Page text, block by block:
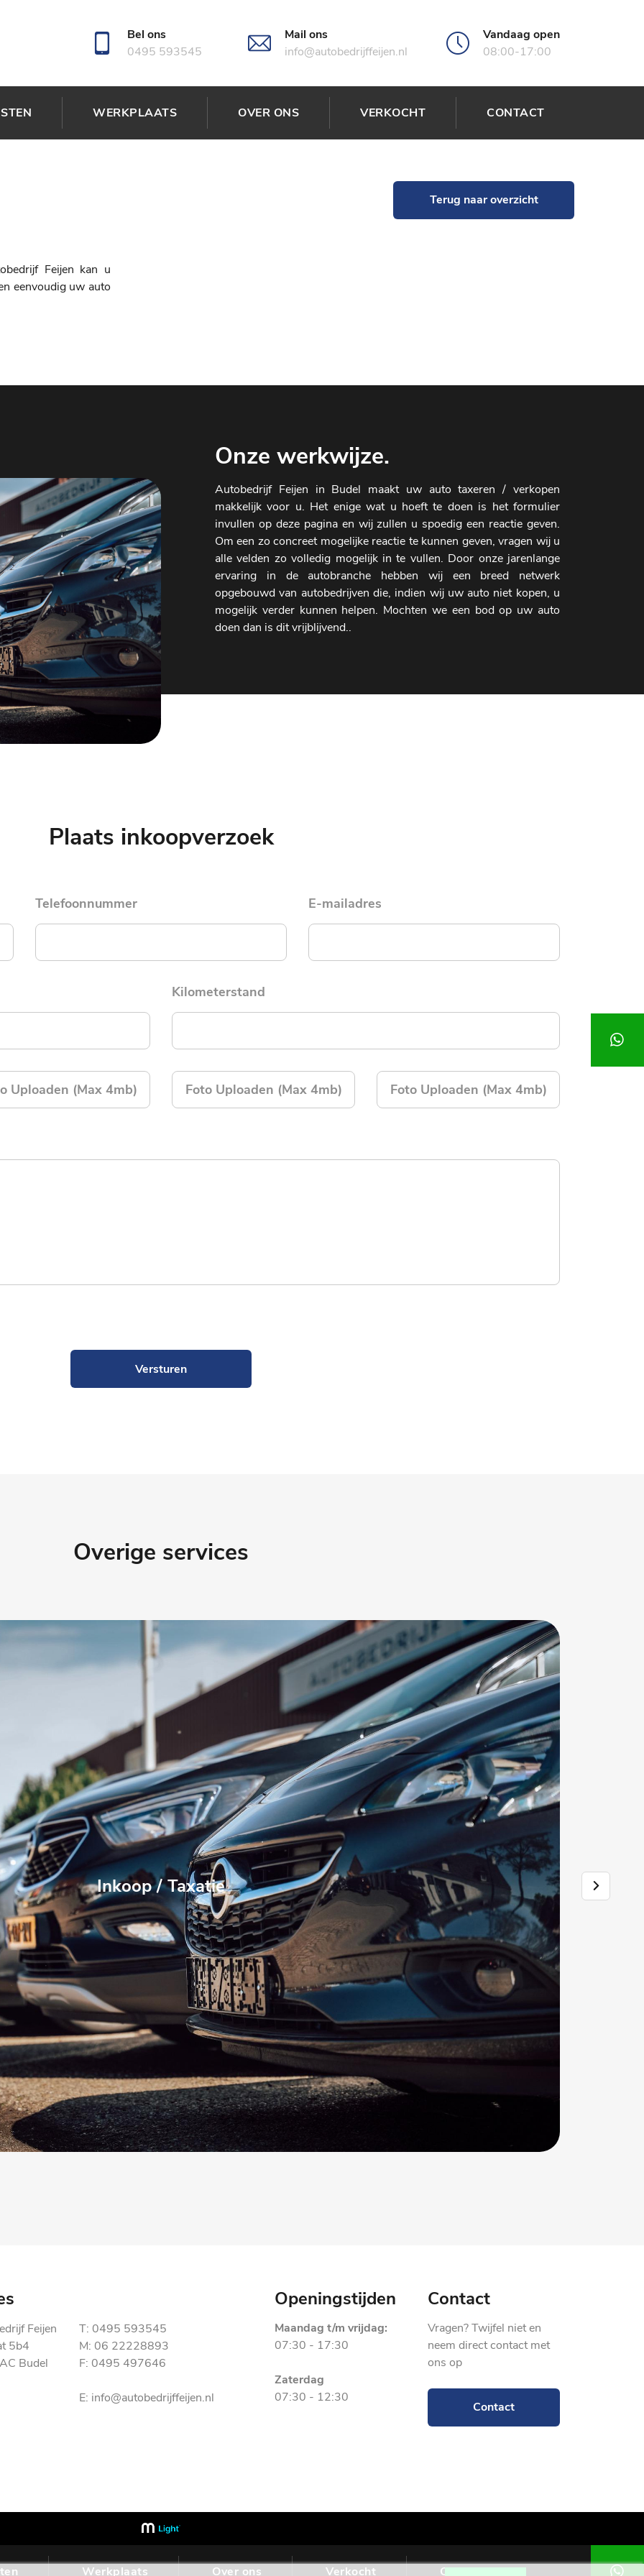
Bel ons
0495 593545
Mail ons
info@autobedrijffeijen.nl
Vandaag open
08:00-17:00
WERKPLAATS OVER ONS VERKOCHT CONTACT
Terug naar overzicht
Feijen kan u
eenvoudig uw auto
Onze werkwijze.
Autobedrijf Feijen in Budel maakt uw auto taxeren / verkopen
makkelijk voor u. Het enige wat u hoeft te doen is het formulier
invullen op deze pagina en wij zullen u spoedig een reactie geven.
Om een zo concreet mogelijke reactie te kunnen geven, vragen wij u
alle velden zo volledig mogelijk in te vullen. Door onze jarenlange
ervaring in de autobranche hebben wij een breed netwerk
opgebouwd van autobedrijven die, indien wij uw auto niet kopen, u
mogelijk verder kunnen helpen. Mochten we een bod op uw auto
doen dan is dit vrijblijvend..
Plaats inkoopverzoek
Telefoonnummer E-mailadres
Kilometerstand
Uploaden (Max 4mb) Foto Uploaden (Max 4mb) Foto Uploaden (Max 4mb)
Versturen
Overige services
Inkoop / Taxatie
Feijen
5b4
Budel
T: 0495 593545
M: 06 22228893
F: 0495 497646
E: info@autobedrijffeijen.nl
Openingstijden
Maandag t/m vrijdag:
07:30 - 17:30
Zaterdag
07:30 - 12:30
Contact
Vragen? Twijfel niet en
neem direct contact met
ons op
Contact
Werkplaats Over ons Verkocht Contact